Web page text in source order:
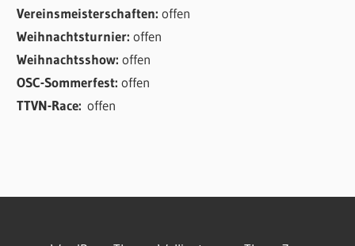
Vereinsmeisterschaften:offen
Weihnachtsturnier:offen
Weihnachtsshow:offen
OSC-Sommerfest:offen
TTVN-Race:offen